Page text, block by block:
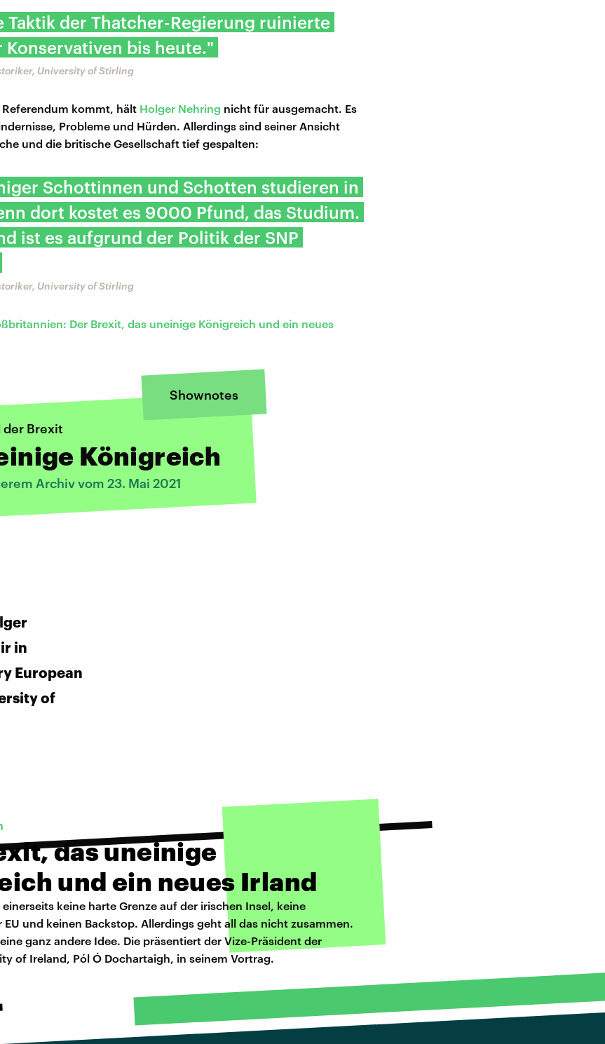
Taktik der Thatcher-Regierung ruinierte
Konservativen bis heute."
University of Stirling
Referendum kommt, hält Holger Nehring nicht für ausgemacht. Es
Probleme und Hürden. Allerdings sind seiner Ansicht
und die britische Gesellschaft tief gespalten:
Schottinnen und Schotten studieren in
dort kostet es 9000 Pfund, das Studium.
ist es aufgrund der Politik der SNP
University of Stirling
Der Brexit, das uneinige Königreich und ein neues
Shownotes
Brexit
Königreich
Archiv vom 23. Mai 2021
in
European
of
das uneinige
und ein neues Irland
keine harte Grenze auf der irischen Insel, keine
und keinen Backstop. Allerdings geht all das nicht zusammen.
ganz andere Idee. Die präsentiert der Vize-Präsident der
of Ireland, Pól Ó Dochartaigh, in seinem Vortrag.